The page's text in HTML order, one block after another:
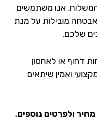
אנו משתמשים
מובילות על מנת
או לאחסון
ואמין שיתאים
נוספים.